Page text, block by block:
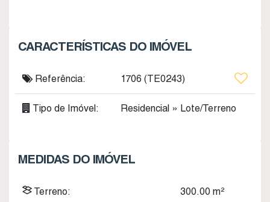
CARACTERÍSTICAS DO IMÓVEL
Referência: 1706 (TE0243)
Tipo de Imóvel: Residencial » Lote/Terreno
MEDIDAS DO IMÓVEL
Terreno: 300.00 m²